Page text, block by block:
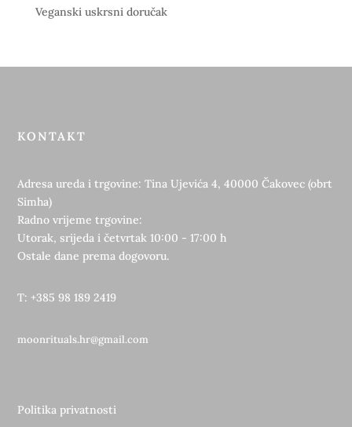
Veganski uskrsni doručak
KONTAKT
Adresa ureda i trgovine: Tina Ujevića 4, 40000 Čakovec (obrt
Simha)
Radno vrijeme trgovine:
Utorak, srijeda i četvrtak 10:00 - 17:00 h
Ostale dane prema dogovoru.
T: +385 98 189 2419
moonrituals.hr@gmail.com
Politika privatnosti